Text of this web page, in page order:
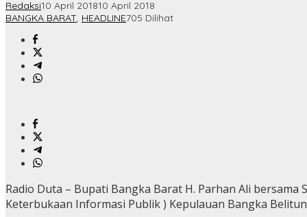
Redaksi10 April 201810 April 2018
BANGKA BARAT, HEADLINE705 Dilihat
Radio Duta – Bupati Bangka Barat H. Parhan Ali
Keterbukaan Informasi Publik ) Kepulauan Bangka